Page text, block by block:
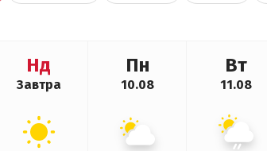
Нд
Завтра
Пн
10.08
Вт
11.08